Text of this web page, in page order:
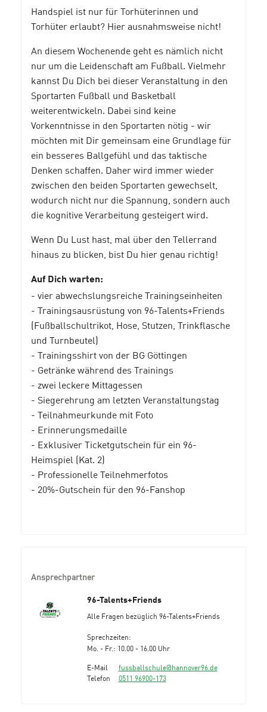
Handspiel ist nur für Torhüterinnen und
Torhüter erlaubt? Hier ausnahmsweise nicht!
An diesem Wochenende geht es nämlich nicht
nur um die Leidenschaft am Fußball. Vielmehr
kannst Du Dich bei dieser Veranstaltung in den
Sportarten Fußball und Basketball
weiterentwickeln. Dabei sind keine
Vorkenntnisse in den Sportarten nötig - wir
möchten mit Dir gemeinsam eine Grundlage für
ein besseres Ballgefühl und das taktische
Denken schaffen. Daher wird immer wieder
zwischen den beiden Sportarten gewechselt,
wodurch nicht nur die Spannung, sondern auch
die kognitive Verarbeitung gesteigert wird.
Wenn Du Lust hast, mal über den Tellerrand
hinaus zu blicken, bist Du hier genau richtig!
Auf Dich warten:
- vier abwechslungsreiche Trainingseinheiten
- Trainingsausrüstung von 96-Talents+Friends
(Fußballschultrikot, Hose, Stutzen, Trinkflasche
und Turnbeutel)
- Trainingsshirt von der BG Göttingen
- Getränke während des Trainings
- zwei leckere Mittagessen
- Siegerehrung am letzten Veranstaltungstag
- Teilnahmeurkunde mit Foto
- Erinnerungsmedaille
- Exklusiver Ticketgutschein für ein 96-
Heimspiel (Kat. 2)
- Professionelle Teilnehmerfotos
- 20%-Gutschein für den 96-Fanshop
Ansprechpartner
96-Talents+Friends
Alle Fragen bezüglich 96-Talents+Friends
Sprechzeiten:
Mo. - Fr.: 10.00 - 16.00 Uhr
E-Mail
fussballschule@hannover96.de
Telefon
0511 96900-173